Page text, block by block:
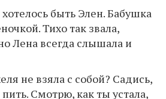
быть Элен. Бабушка
Тихо так звала,
Лена всегда слышала и
не взяла с собой? Садись,
Смотрю, как ты устала,